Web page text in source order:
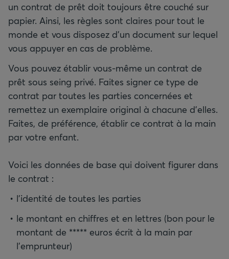
un contrat de prêt doit toujours être couché sur
papier. Ainsi, les règles sont claires pour tout le
monde et vous disposez d’un document sur lequel
vous appuyer en cas de problème.
Vous pouvez établir vous-même un contrat de
prêt sous seing privé. Faites signer ce type de
contrat par toutes les parties concernées et
remettez un exemplaire original à chacune d'elles.
Faites, de préférence, établir ce contrat à la main
par votre enfant.
Voici les données de base qui doivent figurer dans
le contrat :
l’identité de toutes les parties
le montant en chiffres et en lettres (bon pour le
montant de ***** euros écrit à la main par
l’emprunteur)